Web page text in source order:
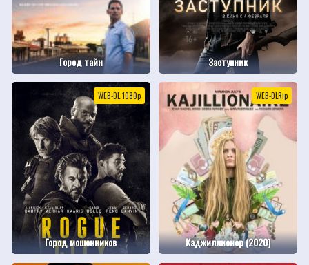
Город тайн Заступник
WEB-DL 1080p
Город мошенников
WEB-DLRip
Каджиллионер (2020)